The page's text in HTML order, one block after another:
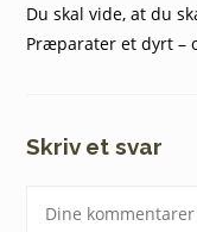
Du skal vide, at du
Præparater et dyrt –
Skriv et svar